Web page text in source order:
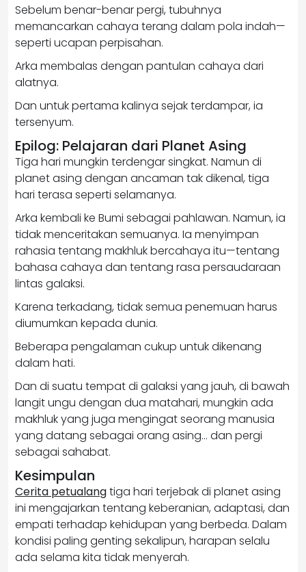
Sebelum benar-benar pergi, tubuhnya
memancarkan cahaya terang dalam pola indah—
seperti ucapan perpisahan.
Arka membalas dengan pantulan cahaya dari
alatnya.
Dan untuk pertama kalinya sejak terdampar, ia
tersenyum.
Epilog: Pelajaran dari Planet Asing
Tiga hari mungkin terdengar singkat. Namun di
planet asing dengan ancaman tak dikenal, tiga
hari terasa seperti selamanya.
Arka kembali ke Bumi sebagai pahlawan. Namun, ia
tidak menceritakan semuanya. Ia menyimpan
rahasia tentang makhluk bercahaya itu—tentang
bahasa cahaya dan tentang rasa persaudaraan
lintas galaksi.
Karena terkadang, tidak semua penemuan harus
diumumkan kepada dunia.
Beberapa pengalaman cukup untuk dikenang
dalam hati.
Dan di suatu tempat di galaksi yang jauh, di bawah
langit ungu dengan dua matahari, mungkin ada
makhluk yang juga mengingat seorang manusia
yang datang sebagai orang asing… dan pergi
sebagai sahabat.
Kesimpulan
Cerita petualangtiga hari terjebak di planet asing
ini mengajarkan tentang keberanian, adaptasi, dan
empati terhadap kehidupan yang berbeda. Dalam
kondisi paling genting sekalipun, harapan selalu
ada selama kita tidak menyerah.